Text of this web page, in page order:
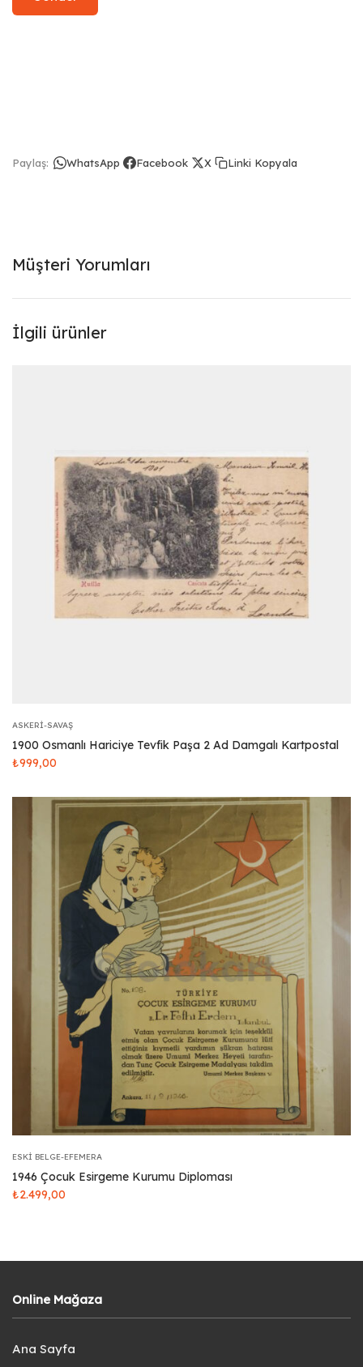
Paylaş: WhatsApp Facebook X Linki Kopyala
Müşteri Yorumları
İlgili ürünler
ASKERI-SAVAŞ
1900 Osmanlı Hariciye Tevfik Paşa 2 Ad Damgalı Kartpostal
₺999,00
ESKI BELGE-EFEMERA
1946 Çocuk Esirgeme Kurumu Diploması
₺2.499,00
Online Mağaza
Ana Sayfa